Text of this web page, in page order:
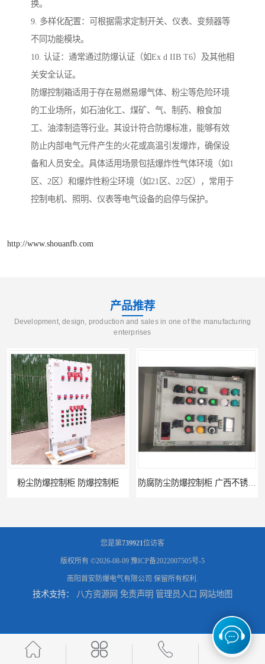
换。
9. 多样化配置：可根据需求定制开关、仪表、变频器等
不同功能模块。
10. 认证：通常通过防爆认证（如Ex d IIB T6）及其他相
关安全认证。
防爆控制箱适用于存在易燃易爆气体、粉尘等危险环境
的工业场所，如石油化工、煤矿、气、制药、粮食加
工、油漆制造等行业。其设计符合防爆标准，能够有效
防止内部电气元件产生的火花或高温引发爆炸，确保设
备和人员安全。具体适用场景包括爆炸性气体环境（如1
区、2区）和爆炸性粉尘环境（如21区、22区），常用于
控制电机、照明、仪表等电气设备的启停与保护。
http://www.shouanfb.com
产品推荐
Development, design, production and sales in one of the manufacturing
enterprises
粉尘防爆控制柜 防爆控制柜
防腐防尘防爆控制柜 湖北防爆控制箱 防腐防尘防爆控制柜 广东防爆控制柜
您是第739921位访客
版权所有 ©2026-08-09 豫ICP备2022007505号-5
南阳首安防爆电气有限公司 保留所有权利.
技术支持： 八方资源网 免责声明 管理员入口 网站地图